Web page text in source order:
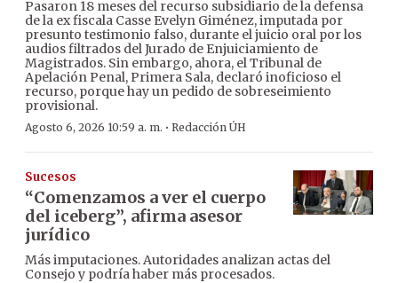
Pasaron 18 meses del recurso subsidiario de la defensa
de la ex fiscala Casse Evelyn Giménez, imputada por
presunto testimonio falso, durante el juicio oral por los
audios filtrados del Jurado de Enjuiciamiento de
Magistrados. Sin embargo, ahora, el Tribunal de
Apelación Penal, Primera Sala, declaró inoficioso el
recurso, porque hay un pedido de sobreseimiento
provisional.
Agosto 6, 2026 10:59 a. m. · Redacción ÚH
Sucesos
“Comenzamos a ver el cuerpo
del iceberg”, afirma asesor
jurídico
Más imputaciones. Autoridades analizan actas del
Consejo y podría haber más procesados.